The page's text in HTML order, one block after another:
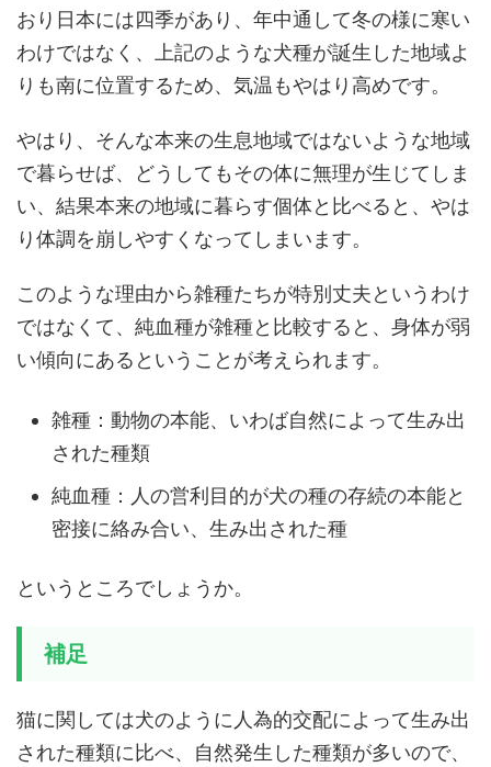
おり日本には四季があり、年中通して冬の様に寒い
わけではなく、上記のような犬種が誕生した地域よ
りも南に位置するため、気温もやはり高めです。
やはり、そんな本来の生息地域ではないような地域
で暮らせば、どうしてもその体に無理が生じてしま
い、結果本来の地域に暮らす個体と比べると、やは
り体調を崩しやすくなってしまいます。
このような理由から雑種たちが特別丈夫というわけ
ではなくて、純血種が雑種と比較すると、身体が弱
い傾向にあるということが考えられます。
雑種：動物の本能、いわば自然によって生み出
された種類
純血種：人の営利目的が犬の種の存続の本能と
密接に絡み合い、生み出された種
というところでしょうか。
補足
猫に関しては犬のように人為的交配によって生み出
された種類に比べ、自然発生した種類が多いので、